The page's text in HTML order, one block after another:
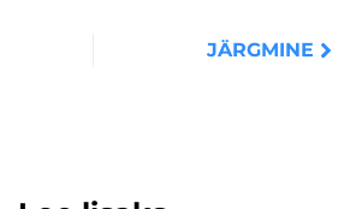
JÄRGMINE